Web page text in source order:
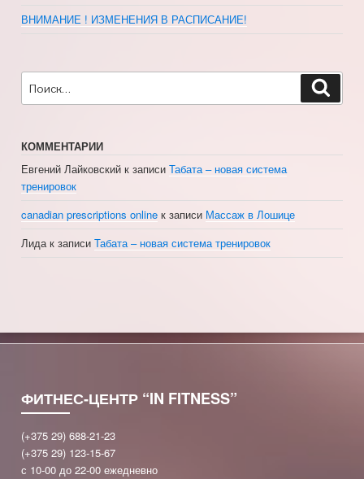
ВНИМАНИЕ ! ИЗМЕНЕНИЯ В РАСПИСАНИЕ!
КОММЕНТАРИИ
Евгений Лайковский к записиТабата – новая система
тренировок
canadian prescriptions online к записи Массаж в Лошице
Лидак записиТабата – новая система тренировок
ФИТНЕС-ЦЕНТР “IN FITNESS”
(+375 29) 688-21-23
(+375 29) 123-15-67
с 10-00 до 22-00 ежедневно